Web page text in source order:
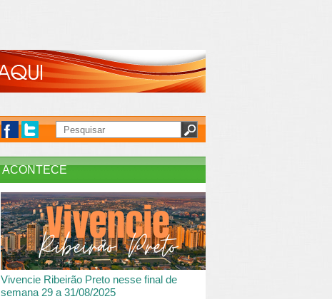
ACONTECE
Vivencie Ribeirão Preto nesse final de
semana 29 a 31/08/2025